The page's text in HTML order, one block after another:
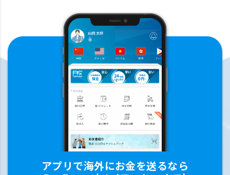
アプリで海外にお金を送るなら